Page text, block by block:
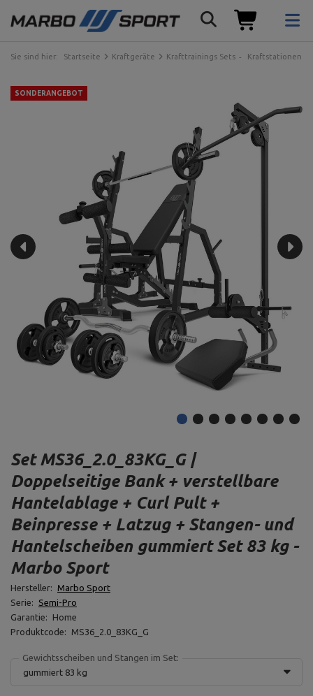
Sie sind hier: Startseite Kraftgeräte Krafttrainings Sets Kraftstationen
SONDERANGEBOT
Set MS36_2.0_83KG_G |
Doppelseitige Bank + verstellbare
Hantelablage + Curl Pult +
Beinpresse + Latzug + Stangen- und
Hantelscheiben gummiert Set 83 kg -
Marbo Sport
Hersteller: Marbo Sport
Serie:
Semi-Pro
Garantie:
Home
Produktcode:
MS36_2.0_83KG_G
Gewichtsscheiben und Stangen im Set:
gummiert 83 kg